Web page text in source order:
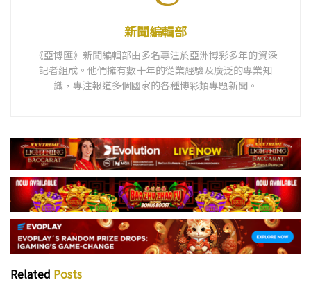
新聞編輯部
《亞博匯》新聞編輯部由多名專注於亞洲博彩多年的資深
記者組成。他們擁有數十年的從業經驗及廣泛的專業知
識，專注報道多個國家的各種博彩類專題新聞。
Related Posts